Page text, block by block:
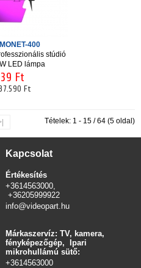
400
stúdió
LED lámpa
Ft
Ft
Tételek: 1 - 15 / 64 (5 oldal)
Kapcsolat
Értékesítés
+3614563000,
+36205999922
info@videopart.hu
Márkaszervíz: TV, kamera,
fényképezőgép, Ipari
mikrohullámú sütő:
+3614563000